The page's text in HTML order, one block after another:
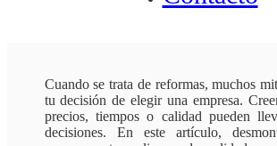
Cuando se trata de reformas, muchos
tu decisión de elegir una empresa.
precios, tiempos o calidad pueden
decisiones. En este artículo,